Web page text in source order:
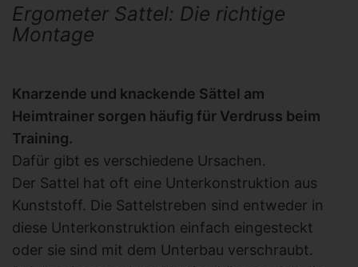
Ergometer Sattel: Die richtige
Montage
Knarzende und knackende Sättel am
Heimtrainer sorgen häufig für Verdruss beim
Training.
Dafür gibt es verschiedene Ursachen.
Der Sattel hat oft eine Unterkonstruktion aus
Kunststoff. Die Sattelstreben sind entweder in
diese Unterkonstruktion einfach eingesteckt
oder sie sind mit dem Unterbau verschraubt.